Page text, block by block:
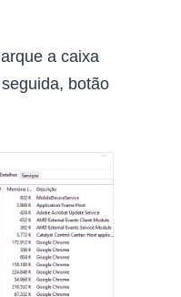
a caixa
botão